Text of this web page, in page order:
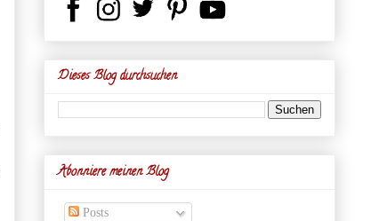
Dieses Blog durchsuchen
Abonniere meinen Blog
Posts